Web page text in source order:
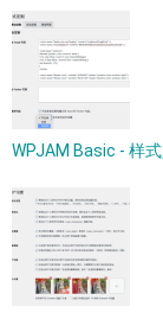
WPJAM Basic - 样